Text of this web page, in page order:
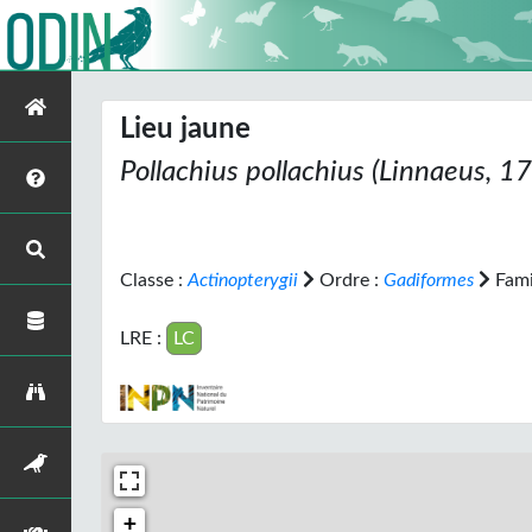
Lieu jaune
Pollachius pollachius (Linnaeus,
Classe : Actinopterygii Ordre : Gadiformes
LRE : LC
+